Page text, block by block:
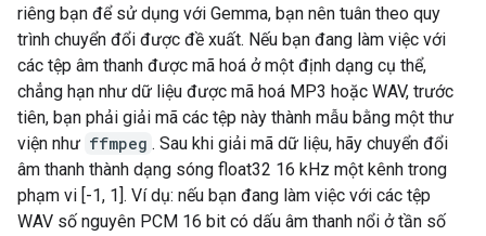
riêng bạn để sử dụng với Gemma, bạn nên tuân theo quy
trình chuyển đổi được đề xuất. Nếu bạn đang làm việc với
các tệp âm thanh được mã hoá ở một định dạng cụ thể,
chẳng hạn như dữ liệu được mã hoá MP3 hoặc WAV, trước
tiên, bạn phải giải mã các tệp này thành mẫu bằng một thư
viện như ffmpeg . Sau khi giải mã dữ liệu, hãy chuyển đổi
âm thanh thành dạng sóng float32 16 kHz một kênh trong
phạm vi [-1, 1]. Ví dụ: nếu bạn đang làm việc với các tệp
WAV số nguyên PCM 16 bit có dấu âm thanh nổi ở tần số